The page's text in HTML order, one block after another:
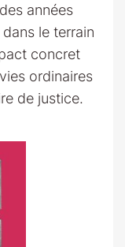
années
le terrain
concret
ordinaires
de justice.